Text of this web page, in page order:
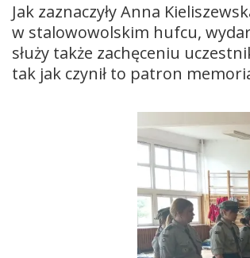
Jak zaznaczyły Anna
w stalowowolskim hufcu,
służy także zachęceniu
tak jak czynił to patron